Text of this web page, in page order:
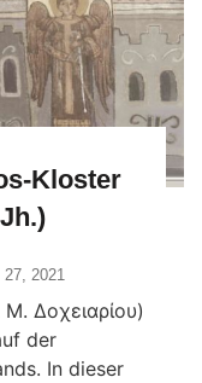
Kloster
2021
Δοχειαρίου)
der
In dieser